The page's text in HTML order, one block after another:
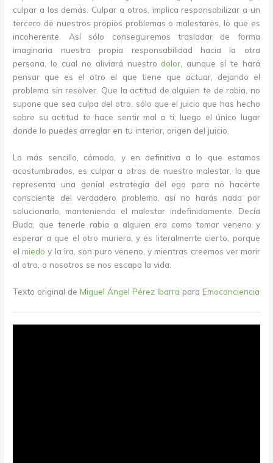
culpar a los demás. Culpar a otros, implica responsabilizar a un
tercero de nuestros propios problemas o malestares, lo que es
incoherente. Así sólo conseguiremos trasladar de forma
imaginaria nuestra propia responsabilidad hacia la otra
persona, lo cual no aliviará nuestrodolor , aunque sí te hará
pensar que es el otro el que tiene que actuar, dejando el
problema sin resolver. Que la actitud de alguien te de rabia, no
supone que sea culpa del otro, sólo que el juicio que has hecho
sobre su actitud te hace sentir mal a ti; luego el único lugar
donde lo puedes arreglar en tu interior, origen del juicio.
Lo más sencillo, cómodo, y en definitiva a lo que estamos
acostumbrados, es culpar a otros de nuestro malestar, lo que
representa una genial estrategia del ego para no hacerte
consciente del verdadero problema, así no harás nada por
solucionarlo, manteniendo el malestar indefinidamente. Decía
Buda, que tenerle rabia a alguien era como tomar veneno y
esperar a que el otro muriera, y es literalmente cierto, porque
elmiedo y la ira, son puro veneno, y mientras creemos ver morir
al otro, a nosotros se nos escapa la vida.
Texto original deMiguel Ángel Pérez Ibarra paraEmoconciencia